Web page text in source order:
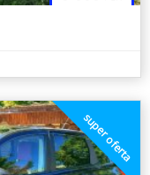
super oferta